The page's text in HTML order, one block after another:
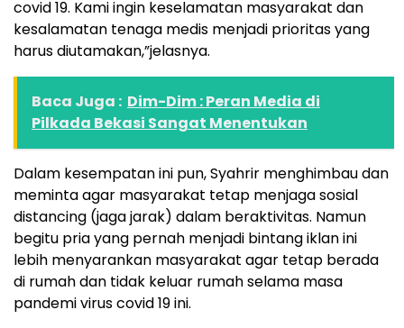
covid 19. Kami ingin keselamatan masyarakat dan
kesalamatan tenaga medis menjadi prioritas yang
harus diutamakan,”jelasnya.
Baca Juga : Dim-Dim : Peran Media di
Pilkada Bekasi Sangat Menentukan
Dalam kesempatan ini pun, Syahrir menghimbau dan
meminta agar masyarakat tetap menjaga sosial
distancing (jaga jarak) dalam beraktivitas. Namun
begitu pria yang pernah menjadi bintang iklan ini
lebih menyarankan masyarakat agar tetap berada
di rumah dan tidak keluar rumah selama masa
pandemi virus covid 19 ini.